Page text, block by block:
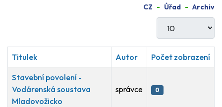
CZ Úřad Archiv
Titulek Autor Počet zobrazení
Stavební povolení -
Vodárenská soustava
Mladovožicko
správce 0